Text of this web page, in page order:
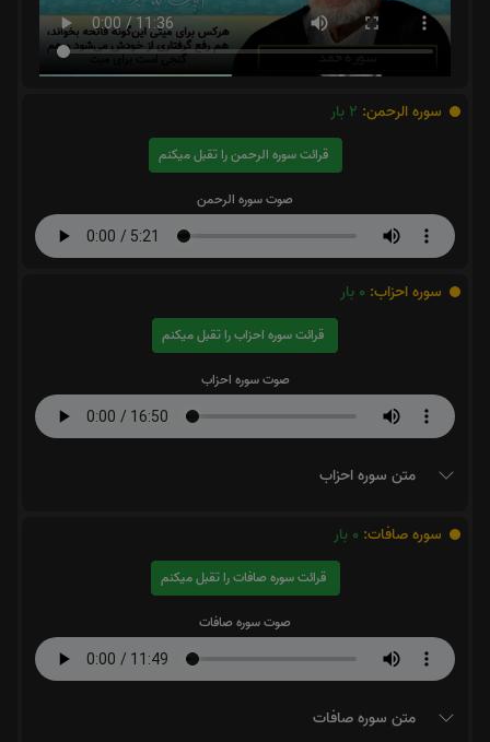
سوره الرحمن: 2 بار
قرائت سوره الرحمن را تقبل میکنم
صوت سوره الرحمن
سوره احزاب: 0 بار
قرائت سوره احزاب را تقبل میکنم
صوت سوره احزاب
متن سوره احزاب
سوره صافات: 0 بار
قرائت سوره صافات را تقبل میکنم
صوت سوره صافات
متن سوره صافات